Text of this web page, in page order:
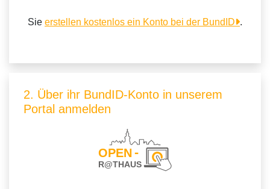
Sie erstellen kostenlos ein Konto bei der BundID .
2. Über ihr BundID-Konto in unserem
Portal anmelden